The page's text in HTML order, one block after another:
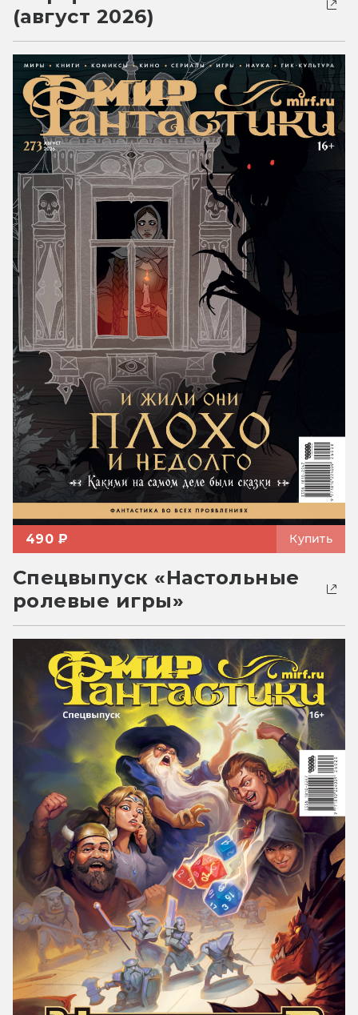
(август 2026)
490 ₽ Купить
Спецвыпуск «Настольные
ролевые игры»